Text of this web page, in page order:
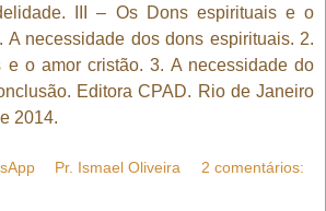
III – Os Dons espirituais e o
A necessidade dos dons espirituais. 2.
e o amor cristão. 3. A necessidade do
Editora CPAD. Rio de Janeiro
2014.
Pr. Ismael Oliveira 2 comentários: